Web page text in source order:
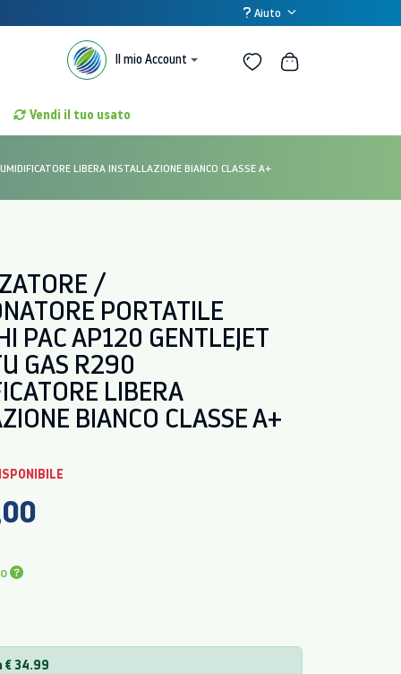
Aiuto
Il mio Account
Vendi il tuo usato
LIBERA INSTALLAZIONE BIANCO CLASSE A+
/
PORTATILE
PAC AP120 GENTLEJET
GAS R290
LIBERA
BIANCO CLASSE A+
€ 34.99